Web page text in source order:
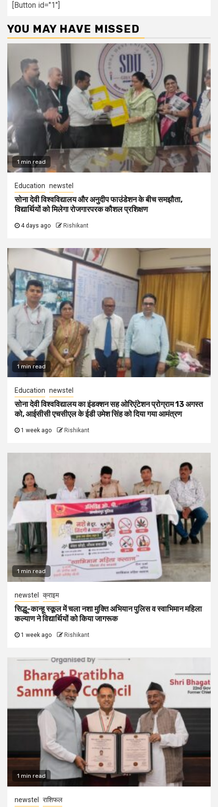
[Button id="1"]
YOU MAY HAVE MISSED
1 min read
Education newstel
सोना देवी विश्वविद्यालय और अनुदीप फाउंडेशन के बीच समझौता,
विद्यार्थियों को मिलेगा रोजगारपरक कौशल प्रशिक्षण
4 days ago Rishikant
1 min read
Education newstel
सोना देवी विश्वविद्यालय का इंडक्शन सह ओरिएंटेशन प्रोग्राम 13 अगस्त
को, आईसीसी एचसीएल के ईडी उमेश सिंह को दिया गया आमंत्रण
1 week ago Rishikant
1 min read
newstel क्राइम
सिद्धू-कान्हू स्कूल में चला नशा मुक्ति अभियान पुलिस व स्वाभिमान महिला
कल्याण ने विद्यार्थियों को किया जागरूक
1 week ago Rishikant
1 min read
newstel राशिफल